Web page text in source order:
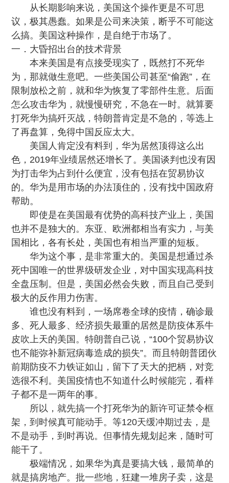
从长期影响来说，美国这个操作更是不可思
议，极其愚蠢。如果是公司来决策，断乎不可能这
么搞。美国这种操作，是自绝于市场了。
一．大昏招出台的技术背景
本来美国是有点接受现实了，既然打不死华
为，那就做生意吧。一些美国公司甚至“偷跑”，在
限制放松之前，就和华为恢复了零部件生意。后面
怎么攻击华为，就慢慢研究，不急在一时。就算要
打死华为搞歼灭战，特朗普肯定是不急的，等选上
了再盘算，免得中国反应太大。
美国人肯定没有料到，华为居然顶得这么出
色，2019年业绩居然还增长了。美国谈判也没有因
为打击华为占到什么便宜，没有包括在贸易协议
的。华为是用市场的办法顶住的，没有找中国政府
帮助。
即使是在美国最有优势的高科技产业上，美国
也并不是独大的。东亚、欧洲都相当有实力，与美
国相比，各有长处，美国也有相当严重的短板。
华为这个事，是非常重大的。美国是想通过杀
死中国唯一的世界级研发企业，对中国实现高科技
全盘压制。但是，美国必然会失败，而且自己受到
极大的反作用力伤害。
谁也没有料到，一场席卷全球的疫情，确诊最
多、死人最多、经济损失最重的居然是防疫体系牛
皮吹上天的美国。特朗普自己说，“100个贸易协议
也不能弥补新冠病毒造成的损失”。而且特朗普团伙
前期防疫不力铁证如山，留下了天大的把柄，对竞
选很不利。美国疫情也不知道什么时候能完，看样
子都不是一两年的事。
所以，就先搞一个打死华为的新许可证禁令框
架，到时候真可能动手。等120天缓冲期过去，是
不是动手，到时再说。但事情先规划起来，随时可
能干了。
极端情况，如果华为真是要搞大钱，最简单的
就是搞房地产。批一些地，狂建一堆房子卖，这是